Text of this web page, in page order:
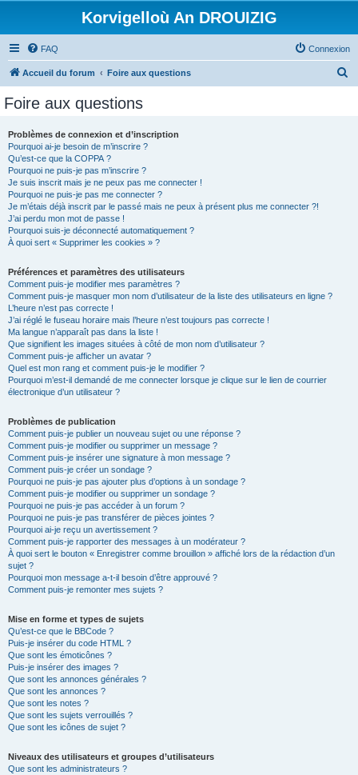
Korvigelloù An DROUIZIG
FAQ Connexion
Accueil du forum Foire aux questions
Foire aux questions
Problèmes de connexion et d’inscription
Pourquoi ai-je besoin de m’inscrire ?
Qu’est-ce que la COPPA ?
Pourquoi ne puis-je pas m’inscrire ?
Je suis inscrit mais je ne peux pas me connecter !
Pourquoi ne puis-je pas me connecter ?
Je m’étais déjà inscrit par le passé mais ne peux à présent plus me connecter ?!
J’ai perdu mon mot de passe !
Pourquoi suis-je déconnecté automatiquement ?
À quoi sert « Supprimer les cookies » ?
Préférences et paramètres des utilisateurs
Comment puis-je modifier mes paramètres ?
Comment puis-je masquer mon nom d’utilisateur de la liste des utilisateurs en ligne ?
L’heure n’est pas correcte !
J’ai réglé le fuseau horaire mais l’heure n’est toujours pas correcte !
Ma langue n’apparaît pas dans la liste !
Que signifient les images situées à côté de mon nom d’utilisateur ?
Comment puis-je afficher un avatar ?
Quel est mon rang et comment puis-je le modifier ?
Pourquoi m’est-il demandé de me connecter lorsque je clique sur le lien de courrier
électronique d’un utilisateur ?
Problèmes de publication
Comment puis-je publier un nouveau sujet ou une réponse ?
Comment puis-je modifier ou supprimer un message ?
Comment puis-je insérer une signature à mon message ?
Comment puis-je créer un sondage ?
Pourquoi ne puis-je pas ajouter plus d’options à un sondage ?
Comment puis-je modifier ou supprimer un sondage ?
Pourquoi ne puis-je pas accéder à un forum ?
Pourquoi ne puis-je pas transférer de pièces jointes ?
Pourquoi ai-je reçu un avertissement ?
Comment puis-je rapporter des messages à un modérateur ?
À quoi sert le bouton « Enregistrer comme brouillon » affiché lors de la rédaction d’un
sujet ?
Pourquoi mon message a-t-il besoin d’être approuvé ?
Comment puis-je remonter mes sujets ?
Mise en forme et types de sujets
Qu’est-ce que le BBCode ?
Puis-je insérer du code HTML ?
Que sont les émoticônes ?
Puis-je insérer des images ?
Que sont les annonces générales ?
Que sont les annonces ?
Que sont les notes ?
Que sont les sujets verrouillés ?
Que sont les icônes de sujet ?
Niveaux des utilisateurs et groupes d’utilisateurs
Que sont les administrateurs ?